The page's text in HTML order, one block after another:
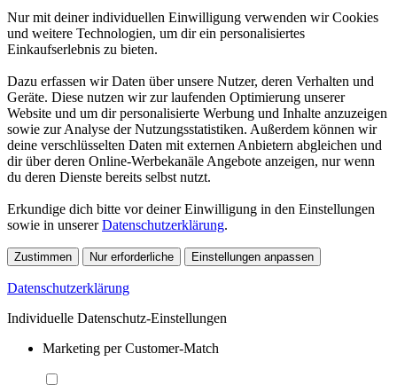
Nur mit deiner individuellen Einwilligung verwenden wir Cookies
und weitere Technologien, um dir ein personalisiertes
Einkaufserlebnis zu bieten.
Dazu erfassen wir Daten über unsere Nutzer, deren Verhalten und
Geräte. Diese nutzen wir zur laufenden Optimierung unserer
Website und um dir personalisierte Werbung und Inhalte anzuzeigen
sowie zur Analyse der Nutzungsstatistiken. Außerdem können wir
deine verschlüsselten Daten mit externen Anbietern abgleichen und
dir über deren Online-Werbekanäle Angebote anzeigen, nur wenn
du deren Dienste bereits selbst nutzt.
Erkundige dich bitte vor deiner Einwilligung in den Einstellungen
sowie in unsererDatenschutzerklärung.
Zustimmen Nur erforderliche Einstellungen anpassen
Datenschutzerklärung
Individuelle Datenschutz-Einstellungen
Marketing per Customer-Match